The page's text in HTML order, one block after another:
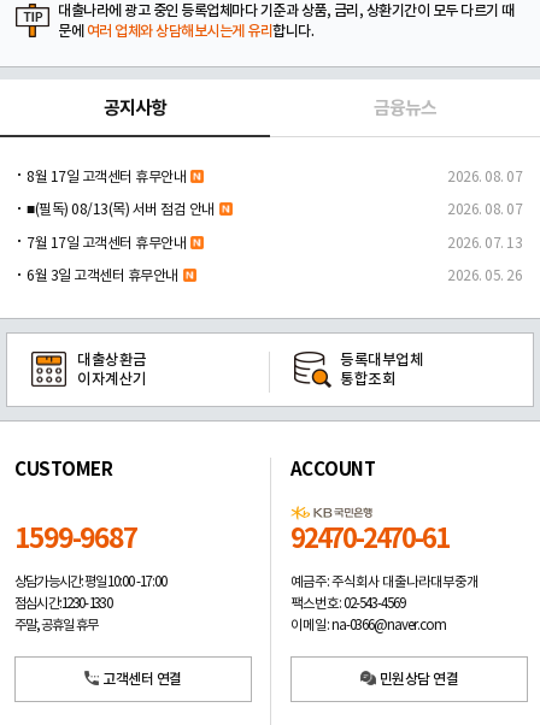
대출나라에 광고 중인 등록업체마다 기준과 상품, 금리, 상환기간이 모두 다르기 때
문에 여러 업체와 상담해보시는게 유리합니다.
공지사항 금융뉴스
8월 17일 고객센터 휴무안내 2026. 08. 07
■(필독) 08/13(목) 서버 점검 안내 2026. 08. 07
7월 17일 고객센터 휴무안내 2026. 07. 13
6월 3일 고객센터 휴무안내 2026. 05. 26
대출상환금
이자계산기
등록대부업체
통합조회
CUSTOMER
1599-9687
상담가능시간: 평일10:00 -17:00
점심시간: 12:30 - 13:30
주말, 공휴일 휴무
고객센터 연결
ACCOUNT
92470-2470-61
예금주: 주식회사 대출나라대부중개
팩스번호: 02-543-4569
이메일: na-0366@naver.com
민원상담 연결